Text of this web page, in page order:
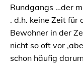
Rundgangs …der
. d.h. keine Zeit für
Bewohner in der
nicht so oft vor
schon häufig